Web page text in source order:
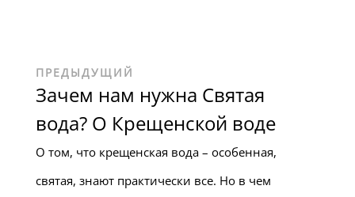
ПРЕДЫДУЩИЙ
Зачем нам нужна Святая
вода? О Крещенской воде
О том, что крещенская вода – особенная,
святая, знают практически все. Но в чем